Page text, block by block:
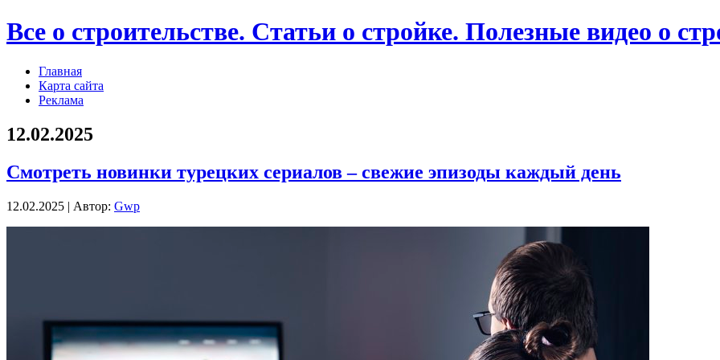
Все о строительстве. Статьи о стройке. Полезные видео о
Главная
Карта сайта
Реклама
12.02.2025
Смотреть новинки турецких сериалов – свежие эпизоды каждый день
12.02.2025 | Автор: Gwp